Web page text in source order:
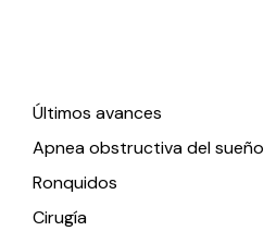
Últimos avances
Apnea obstructiva del sueño
Ronquidos
Cirugía